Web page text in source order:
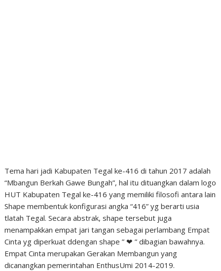
Tema hari jadi Kabupaten Tegal ke-416 di tahun 2017 adalah
“Mbangun Berkah Gawe Bungah”, hal itu dituangkan dalam logo
HUT Kabupaten Tegal ke-416 yang memiliki filosofi antara lain
Shape membentuk konfigurasi angka “416” yg berarti usia
tlatah Tegal. Secara abstrak, shape tersebut juga
menampakkan empat jari tangan sebagai perlambang Empat
Cinta yg diperkuat ddengan shape ” ❤ ” dibagian bawahnya.
Empat Cinta merupakan Gerakan Membangun yang
dicanangkan pemerintahan EnthusUmi 2014-2019.